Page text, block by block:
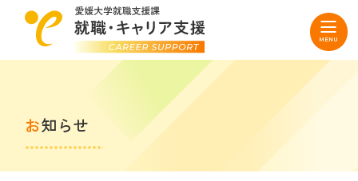
お知らせ